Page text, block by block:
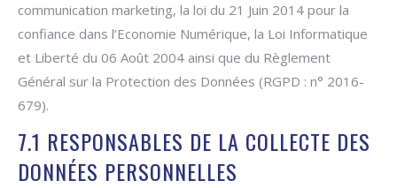
communication marketing, la loi du 21 Juin 2014 pour la
confiance dans l’Economie Numérique, la Loi Informatique
et Liberté du 06 Août 2004 ainsi que du Règlement
Général sur la Protection des Données (RGPD : n° 2016-
679).
7.1 RESPONSABLES DE LA COLLECTE DES
DONNÉES PERSONNELLES